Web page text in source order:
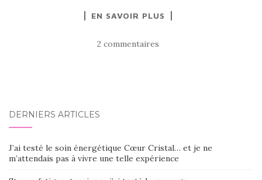
EN SAVOIR PLUS
2 commentaires
DERNIERS ARTICLES
J’ai testé le soin énergétique Cœur Cristal… et je ne
m’attendais pas à vivre une telle expérience